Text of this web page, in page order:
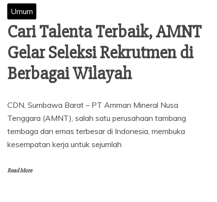
Umum
Cari Talenta Terbaik, AMNT
Gelar Seleksi Rekrutmen di
Berbagai Wilayah
CDN, Sumbawa Barat – PT Amman Mineral Nusa
Tenggara (AMNT), salah satu perusahaan tambang
tembaga dan emas terbesar di Indonesia, membuka
kesempatan kerja untuk sejumlah
Read More